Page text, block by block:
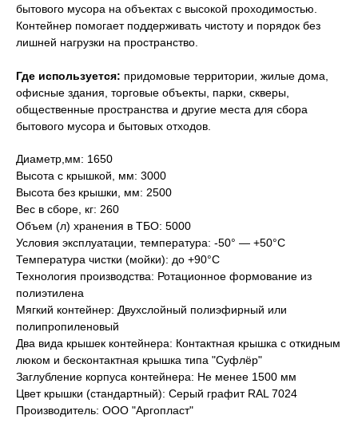
бытового мусора на объектах с высокой проходимостью.
Контейнер помогает поддерживать чистоту и порядок без
лишней нагрузки на пространство.
Где используется: придомовые территории, жилые дома,
офисные здания, торговые объекты, парки, скверы,
общественные пространства и другие места для сбора
бытового мусора и бытовых отходов.
Диаметр,мм: 1650
Высота с крышкой, мм: 3000
Высота без крышки, мм: 2500
Вес в сборе, кг: 260
Объем (л) хранения в ТБО: 5000
Условия эксплуатации, температура: -50° — +50°С
Температура чистки (мойки): до +90°С
Технология производства: Ротационное формование из
полиэтилена
Мягкий контейнер: Двухслойный полиэфирный или
полипропиленовый
Два вида крышек контейнера: Контактная крышка с откидным
люком и бесконтактная крышка типа "Суфлёр"
Заглубление корпуса контейнера: Не менее 1500 мм
Цвет крышки (стандартный): Серый графит RAL 7024
Производитель: ООО "Аргопласт"